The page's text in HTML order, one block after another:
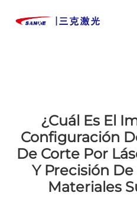
¿Cuál Es El
Configuración
De Corte Por
Y Precisión
Materiales